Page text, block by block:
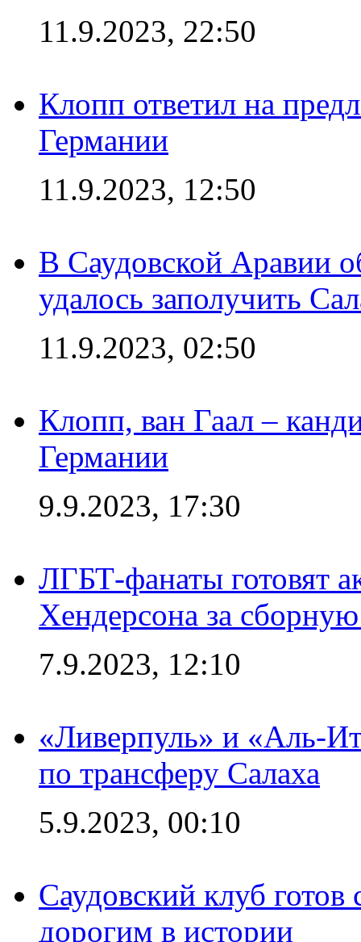
11.9.2023, 22:50
Клопп ответил на
Германии
11.9.2023, 12:50
В Саудовской Аравии
удалось заполучить
11.9.2023, 02:50
Клопп, ван Гаал –
Германии
9.9.2023, 17:30
ЛГБТ-фанаты готовят
Хендерсона за
7.9.2023, 12:10
«Ливерпуль» и «Аль-
по трансферу Салаха
5.9.2023, 00:10
Саудовский клуб
дорогим в истории